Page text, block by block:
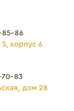
85-86
корпус 6
70-83
дом 28